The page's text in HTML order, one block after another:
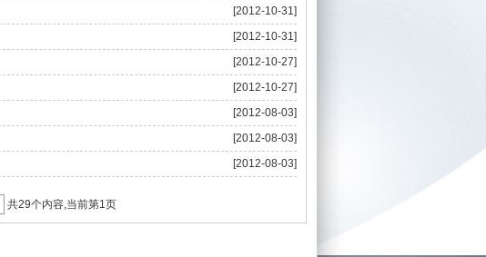
[2012-10-31]
[2012-10-31]
[2012-10-27]
[2012-10-27]
[2012-08-03]
[2012-08-03]
[2012-08-03]
共29个内容,当前第1页